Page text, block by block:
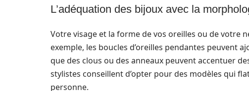
L’adéquation des bijoux avec la
Votre visage et la forme de vos oreilles ou de votre
exemple, les boucles d’oreilles pendantes peuvent
que des clous ou des anneaux peuvent accentuer
stylistes conseillent d’opter pour des modèles qui
personne.